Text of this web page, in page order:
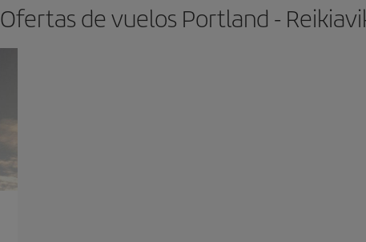
Ofertas de vuelos Portland -